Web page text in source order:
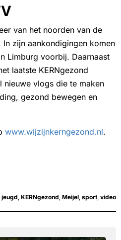
van het noorden van de
zijn aankondigingen komen
Limburg voorbij. Daarnaast
laatste KERNgezond
nieuwe vlogs die te maken
gezond bewegen en
www.wijzijnkerngezond.nl.
jeugd, KERNgezond, Meijel, sport, video